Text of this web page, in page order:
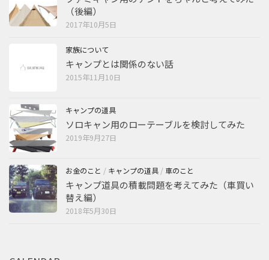
（後編）
2017年10月5日
家族について
キャンプとは関係のない話
2015年11月10日
キャンプの道具
ソロキャン用のローテーブルを検討してみた
2019年9月27日
お金のこと / キャンプの道具 / 車のこと
キャンプ道具の積載問題を考えてみた（車買い
替え編）
2018年5月30日